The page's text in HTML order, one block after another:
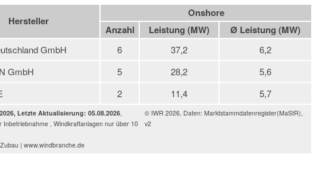
Hersteller
Onshore
Anzahl
Leistung (MW) Ø Leistung (MW)
GmbH 6 37,2
6,2
GmbH 5 28,2
5,6
2 11,4 5,7
Letzte Aktualisierung: 05.08.2026
, Windkraftanlagen nur über 10
| www.windbranche.de
© IWR 2026, Daten: Marktstammdatenregister(MaStR),
v2